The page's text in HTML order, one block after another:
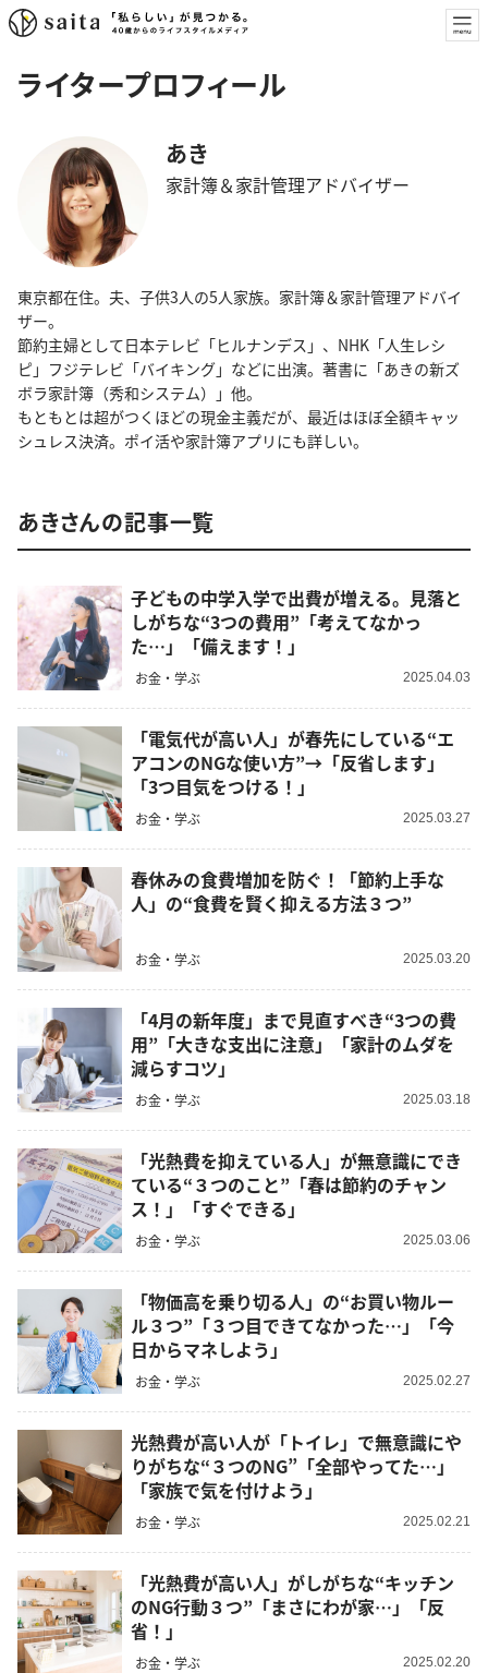
ライタープロフィール
あき
家計簿＆家計管理アドバイザー
東京都在住。夫、子供3人の5人家族。家計簿＆家計管理アドバイ
ザー。
節約主婦として日本テレビ「ヒルナンデス」、NHK「人生レシ
ピ」フジテレビ「バイキング」などに出演。著書に「あきの新ズ
ボラ家計簿（秀和システム）」他。
もともとは超がつくほどの現金主義だが、最近はほぼ全額キャッ
シュレス決済。ポイ活や家計簿アプリにも詳しい。
あきさんの記事一覧
子どもの中学入学で出費が増える。見落と
しがちな“3つの費用”「考えてなかっ
た…」「備えます！」
お金・学ぶ 2025.04.03
「電気代が高い人」が春先にしている“エ
アコンのNGな使い方”→「反省します」
「3つ目気をつける！」
お金・学ぶ 2025.03.27
春休みの食費増加を防ぐ！「節約上手な
人」の“食費を賢く抑える方法３つ”
お金・学ぶ 2025.03.20
「4月の新年度」まで見直すべき“3つの費
用”「大きな支出に注意」「家計のムダを
減らすコツ」
お金・学ぶ 2025.03.18
「光熱費を抑えている人」が無意識にでき
ている“３つのこと”「春は節約のチャン
ス！」「すぐできる」
お金・学ぶ 2025.03.06
「物価高を乗り切る人」の“お買い物ルー
ル３つ”「３つ目できてなかった…」「今
日からマネしよう」
お金・学ぶ 2025.02.27
光熱費が高い人が「トイレ」で無意識にや
りがちな“３つのNG”「全部やってた…」
「家族で気を付けよう」
お金・学ぶ 2025.02.21
「光熱費が高い人」がしがちな“キッチン
のNG行動３つ”「まさにわが家…」「反
省！」
お金・学ぶ 2025.02.20